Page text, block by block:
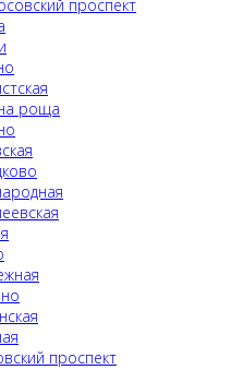
проспект
роща
проспект